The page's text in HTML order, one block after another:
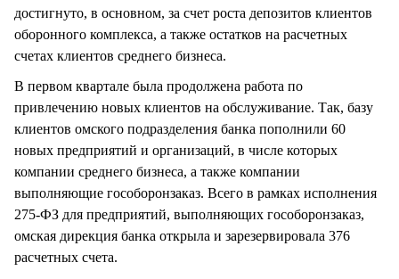
достигнуто, в основном, за счет роста депозитов клиентов
оборонного комплекса, а также остатков на расчетных
счетах клиентов среднего бизнеса.
В первом квартале была продолжена работа по
привлечению новых клиентов на обслуживание. Так, базу
клиентов омского подразделения банка пополнили 60
новых предприятий и организаций, в числе которых
компании среднего бизнеса, а также компании
выполняющие гособоронзаказ. Всего в рамках исполнения
275-ФЗ для предприятий, выполняющих гособоронзаказ,
омская дирекция банка открыла и зарезервировала 376
расчетных счета.